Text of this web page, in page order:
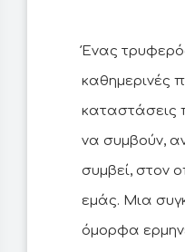
Ένας
καθημερινές
καταστάσεις
να συμβούν,
συμβεί, στον
εμάς. Μια
όμορφα